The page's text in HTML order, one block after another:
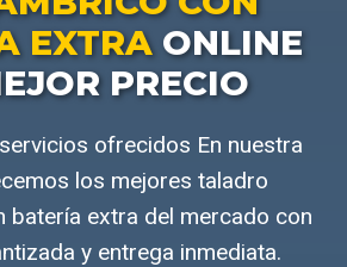
EXTRAONLINE
PRECIO
ofrecidos En nuestra
los mejores taladro
batería extra del mercado con
y entrega inmediata.